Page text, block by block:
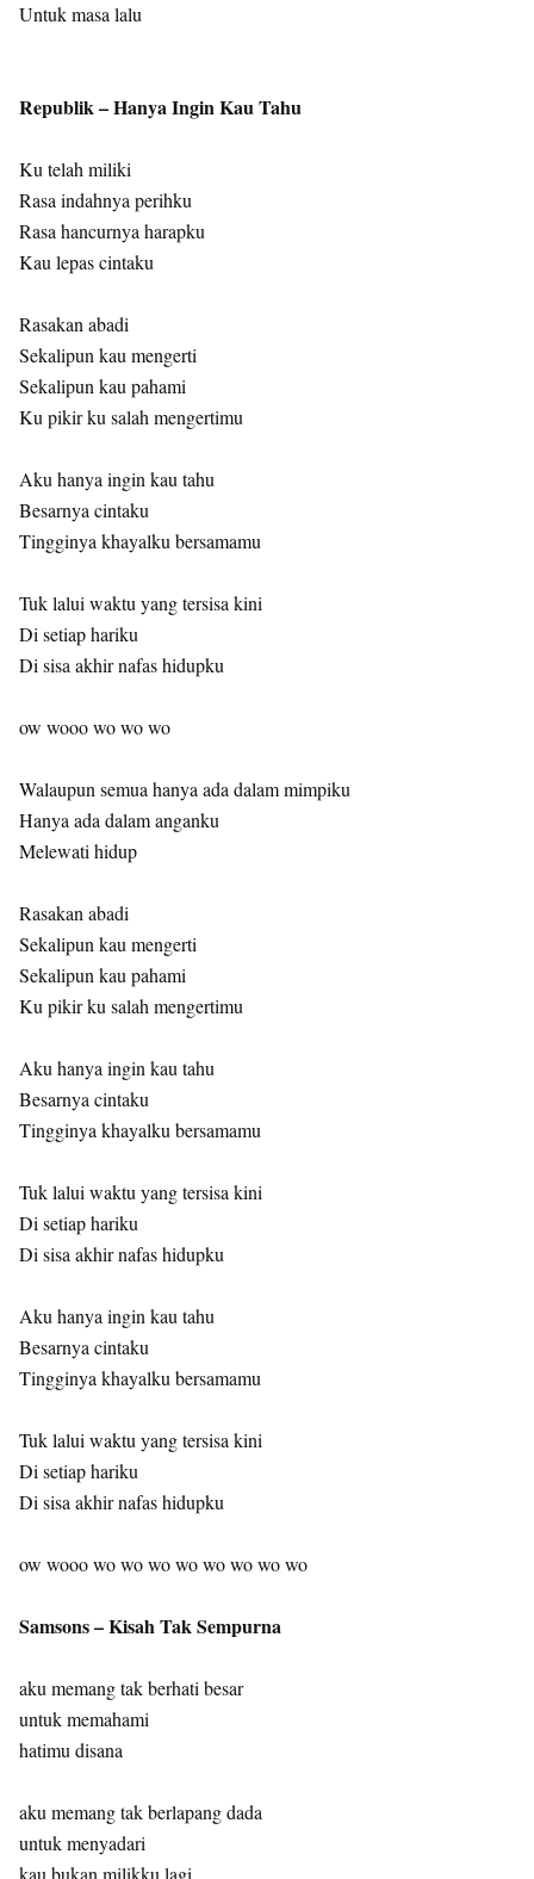
Untuk masa lalu
Republik – Hanya Ingin Kau Tahu
Ku telah miliki
Rasa indahnya perihku
Rasa hancurnya harapku
Kau lepas cintaku
Rasakan abadi
Sekalipun kau mengerti
Sekalipun kau pahami
Ku pikir ku salah mengertimu
Aku hanya ingin kau tahu
Besarnya cintaku
Tingginya khayalku bersamamu
Tuk lalui waktu yang tersisa kini
Di setiap hariku
Di sisa akhir nafas hidupku
ow wooo wo wo wo
Walaupun semua hanya ada dalam mimpiku
Hanya ada dalam anganku
Melewati hidup
Rasakan abadi
Sekalipun kau mengerti
Sekalipun kau pahami
Ku pikir ku salah mengertimu
Aku hanya ingin kau tahu
Besarnya cintaku
Tingginya khayalku bersamamu
Tuk lalui waktu yang tersisa kini
Di setiap hariku
Di sisa akhir nafas hidupku
Aku hanya ingin kau tahu
Besarnya cintaku
Tingginya khayalku bersamamu
Tuk lalui waktu yang tersisa kini
Di setiap hariku
Di sisa akhir nafas hidupku
ow wooo wo wo wo wo wo wo wo wo
Samsons – Kisah Tak Sempurna
aku memang tak berhati besar
untuk memahami
hatimu disana
aku memang tak berlapang dada
untuk menyadari
kau bukan milikku lagi